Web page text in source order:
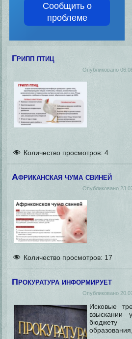
Сообщить о
проблеме
Грипп птиц
Опубликовано
Количество просмотров: 4
Африканская чума свиней
Опубликовано
Количество просмотров: 17
Прокуратура информирует
Опубликовано
Исковые
взыскании
бюджету